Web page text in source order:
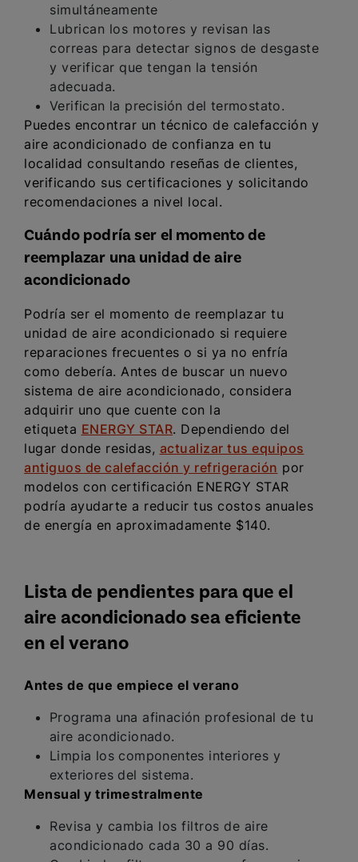
simultáneamente
Lubrican los motores y revisan las
correas para detectar signos de desgaste
y verificar que tengan la tensión
adecuada.
Verifican la precisión del termostato.
Puedes encontrar un técnico de calefacción y
aire acondicionado de confianza en tu
localidad consultando reseñas de clientes,
verificando sus certificaciones y solicitando
recomendaciones a nivel local.
Cuándo podría ser el momento de
reemplazar una unidad de aire
acondicionado
Podría ser el momento de reemplazar tu
unidad de aire acondicionado si requiere
reparaciones frecuentes o si ya no enfría
como debería. Antes de buscar un nuevo
sistema de aire acondicionado, considera
adquirir uno que cuente con la
etiqueta ENERGY STAR. Dependiendo del
lugar donde residas, actualizar tus equipos
antiguos de calefacción y refrigeración por
modelos con certificación ENERGY STAR
podría ayudarte a reducir tus costos anuales
de energía en aproximadamente $140.
Lista de pendientes para que el
aire acondicionado sea eficiente
en el verano
Antes de que empiece el verano
Programa una afinación profesional de tu
aire acondicionado.
Limpia los componentes interiores y
exteriores del sistema.
Mensual y trimestralmente
Revisa y cambia los filtros de aire
acondicionado cada 30 a 90 días.